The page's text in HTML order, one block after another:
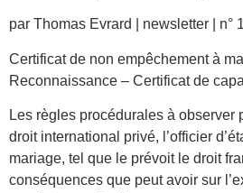
par Thomas Evrard | newsletter | n°
Certificat de non empêchement à
Reconnaissance – Certificat de
Les règles procédurales à observer
droit international privé, l’officier
mariage, tel que le prévoit le droit
conséquences que peut avoir sur